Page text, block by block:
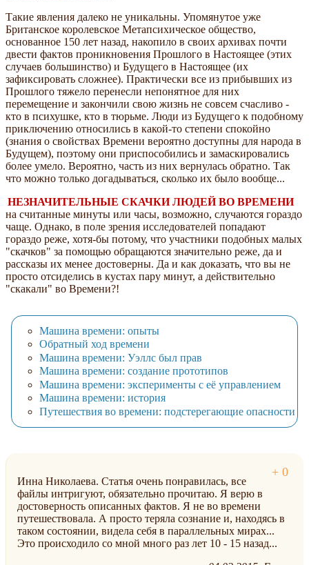
Такие явления далеко не уникальны. Упомянутое уже
Британское королевское Метапсихическое общество,
основанное 150 лет назад, накопило в своих архивах почти
двести фактов проникновения Прошлого в Настоящее (этих
случаев большинство) и Будущего в Настоящее (их
зафиксировать сложнее). Практически все из прибывших из
Прошлого тяжело перенесли непонятное для них
перемещение и закончили свою жизнь не совсем счасливо -
кто в психушке, кто в тюрьме. Люди из Будущего к подобному
приключению относились в какой-то степени спокойно
(знания о свойствах Времени вероятно доступны для народа в
Будущем), поэтому они приспособились и замаскировались
более умело. Вероятно, часть из них вернулась обратно. Так
что можно только догадываться, сколько их было вообще...
НЕЗНАЧИТЕЛЬНЫЕ СКАЧКИ ЛЮДЕЙ ВО ВРЕМЕНИ
на считанные минуты или часы, возможно, случаются гораздо
чаще. Однако, в поле зрения исследователей попадают
гораздо реже, хотя-бы потому, что участники подобных малых
"скачков" за помощью обращаются значительно реже, да и
рассказы их менее достоверны. Да и как доказать, что вы не
просто отсиделись в кустах пару минут, а действительно
"скакали" во Времени?!
Машина времени: опыты
Обратный ход времени
Машина времени: Уэллс был прав
Машина времени: создание прототипов
Машина времени: эксперименты с её управлением
Машина времени: история
Путешествия во времени: подстерегающие опасности
Инна Николаева. Статья очень понравилась, все
файлы интригуют, обязательно прочитаю. Я верю в
достоверность описанных фактов. Я не во времени
путешествовала. А просто теряла сознание и, находясь в
таком состоянии, видела себя в параллельных мирах...
Это происходило со мной много раз лет 10 - 15 назад...